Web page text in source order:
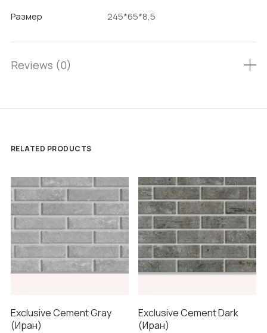
Размер 245*65*8,5
Reviews (0)
RELATED PRODUCTS
Exclusive Cement Gray
(Иран)
Exclusive Cement Dark
(Иран)